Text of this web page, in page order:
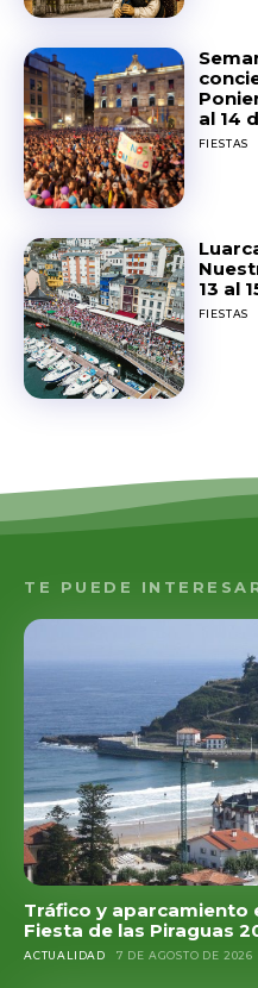
al 14
FIESTAS
13 al
FIESTAS
TE PUEDE
Tráfico y aparcamiento
Fiesta de las Piraguas
ACTUALIDAD 7 DE AGOSTO DE 2026